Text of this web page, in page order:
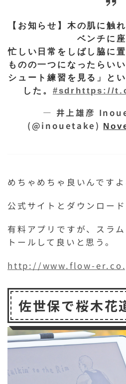
【お知らせ】木の肌に触
ベンチに
忙しい日常をしばし脇に
ものの一つになったらい
シュート練習を見る」と
した。 #sdr https://
— 井上雄彦
(@inouetake)
めちゃめちゃ良いんですよ
公式サイトとダウンロー
有料アプリですが、スラ
トールして良いと思う。
http://www.flow-
佐世保で桜木花